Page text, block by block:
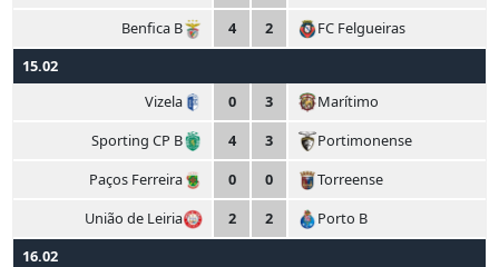
Benfica B
4 2
FC Felgueiras
15.02
Vizela
0 3
Marítimo
Sporting CP B
4 3
Portimonense
Paços Ferreira
0 0
Torreense
União de Leiria
2 2
Porto B
16.02